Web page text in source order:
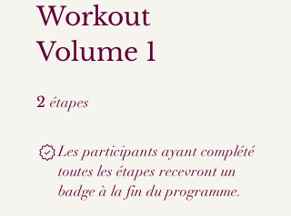
Workout
Volume 1
2 étapes
Les participants ayant complété
toutes les étapes recevront un
badge à la fin du programme.